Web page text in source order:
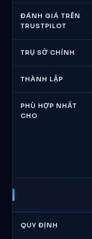
môi
giới
Tám
ĐÁNH GIÁ TRÊN
TRUSTPILOT
TRỤ SỞ CHÍNH
THÀNH LẬP
PHÙ HỢP NHẤT
CHO
QUY ĐỊNH